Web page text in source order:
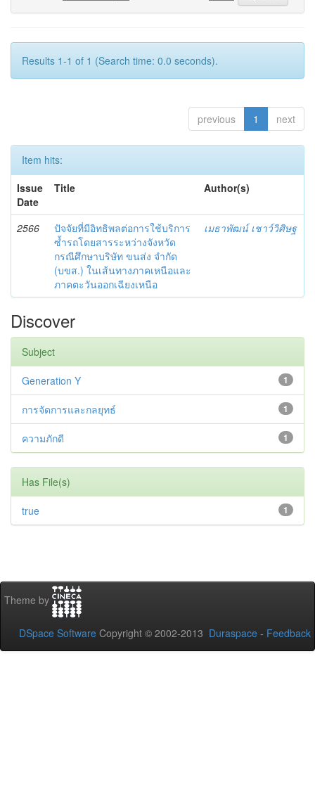
Results 1-1 of 1 (Search time: 0.0 seconds).
previous 1 next
Item hits:
Issue
Date
Title Author(s)
2566
ปัจจัยที่มีอิทธิพลต่อการใช้บริการ
ซ้ำรถโดยสารระหว่างจังหวัด
กรณีศึกษาบริษัท ขนส่ง จำกัด
(บขส.) ในเส้นทางภาคเหนือและ
ภาคตะวันออกเฉียงเหนือ
เมธาพัฒน์ เชาว์วิศิษฐ
Discover
Subject
1
Generation Y
1
การจัดการและกลยุทธ์
1
ความภักดี
Has File(s)
1
true
Theme by
DSpace Software Copyright © 2002-2013 Duraspace - Feedback